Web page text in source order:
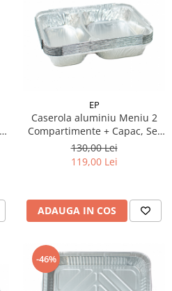
EP
Caserola aluminiu Meniu 2
Compartimente + Capac, Set
100 buc
130,00 Lei
119,00 Lei
ADAUGA IN COS
-46%